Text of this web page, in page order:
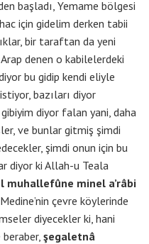
başladı, Yemame bölgesi
için gidelim derken tabii
bir taraftan da yeni
denen o kabilelerdeki
bu gidip kendi eliyle
bazıları diyor
diyor falan yani, daha
ve bunlar gitmiş şimdi
şimdi onun için bu
diyor ki Allah-u Teala
muhallefûne minel a’râbi
çevre köylerinde
diyecekler ki, hani
şegaletnâ